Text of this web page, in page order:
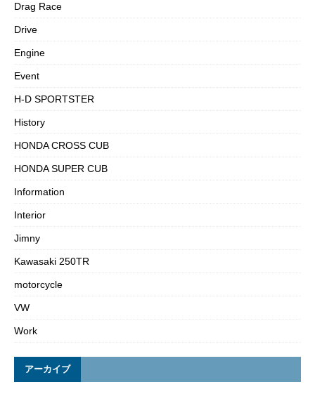
Drag Race
Drive
Engine
Event
H-D SPORTSTER
History
HONDA CROSS CUB
HONDA SUPER CUB
Information
Interior
Jimny
Kawasaki 250TR
motorcycle
VW
Work
アーカイブ